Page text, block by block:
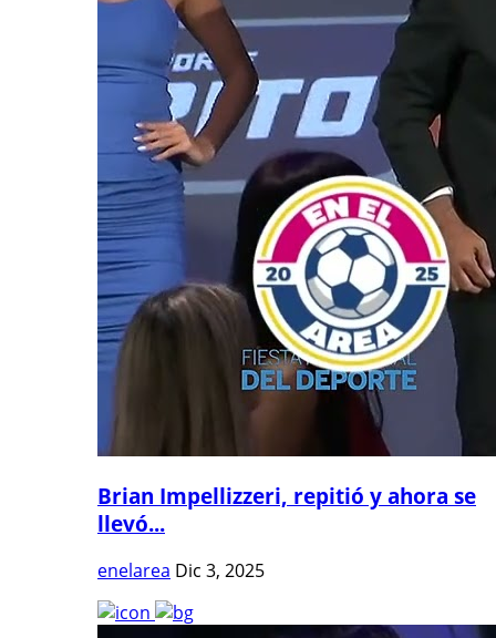
Brian Impellizzeri, repitió y ahora se
llevó...
enelarea Dic 3, 2025